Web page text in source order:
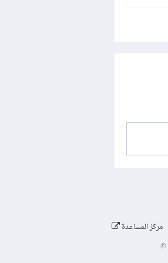
مركز المساعدة
©